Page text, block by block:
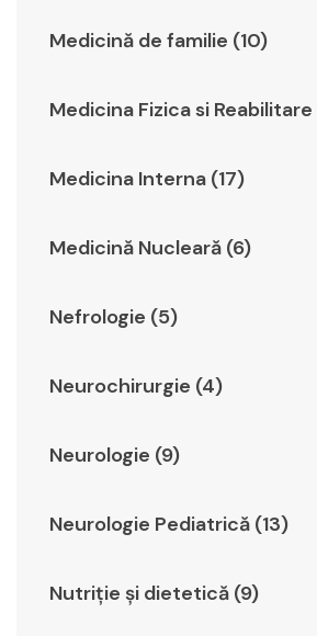
Medicină de familie (10)
Medicina Fizica si Reabilitare
Medicina Interna (17)
Medicină Nucleară (6)
Nefrologie (5)
Neurochirurgie (4)
Neurologie (9)
Neurologie Pediatrică (13)
Nutriție și dietetică (9)